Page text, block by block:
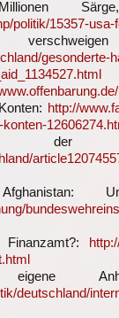
politik/15357-usa-
http://
der
deutschland/